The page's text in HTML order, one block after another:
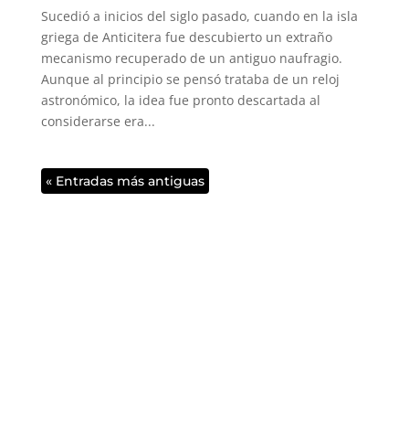
Sucedió a inicios del siglo pasado, cuando en la isla
griega de Anticitera fue descubierto un extraño
mecanismo recuperado de un antiguo naufragio.
Aunque al principio se pensó trataba de un reloj
astronómico, la idea fue pronto descartada al
considerarse era...
« Entradas más antiguas